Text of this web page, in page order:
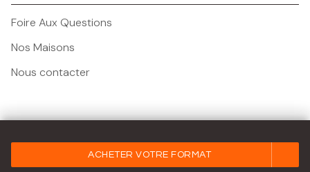
ACHETER VOTRE FORMAT
Foire Aux Questions
Nos Maisons
Nous contacter
Mentions légales
Conditions Générales d'Utilisation